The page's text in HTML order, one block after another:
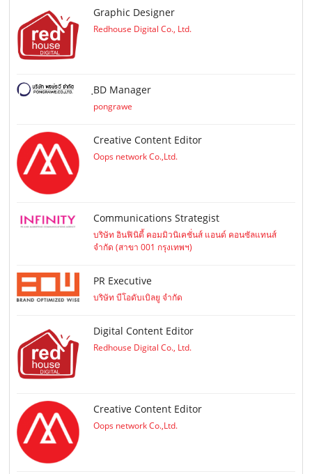
Graphic Designer
Redhouse Digital Co., Ltd.
ฺBD Manager
pongrawe
Creative Content Editor
Oops network Co.,Ltd.
Communications Strategist
บริษัท อินฟินิตี้ คอมมิวนิเคชั่นส์ แอนด์ คอนซัลแทนส์
จำกัด (สาขา 001 กรุงเทพฯ)
PR Executive
บริษัท บีโอดับเบิลยู จำกัด
Digital Content Editor
Redhouse Digital Co., Ltd.
Creative Content Editor
Oops network Co.,Ltd.